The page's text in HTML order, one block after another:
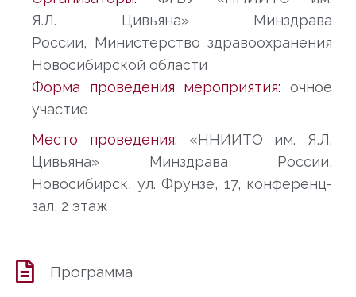
Я.Л. Цивьяна» Минздрава
России, Министерство здравоохранения
Новосибирской области
Форма проведения мероприятия: очное
участие
Место проведения: «ННИИТО им. Я.Л.
Цивьяна» Минздрава России,
Новосибирск, ул. Фрунзе, 17, конференц-
зал, 2 этаж
Программа